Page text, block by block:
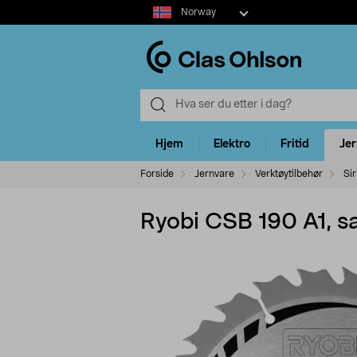
Select
market
Norway
Hjem Elektro Fritid
Forside Jernvare Verktøytilbehør
Ryobi CSB 190 A1,